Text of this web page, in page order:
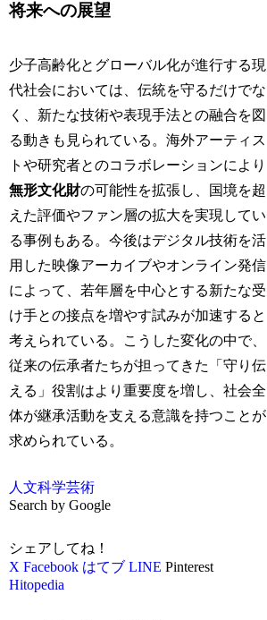
将来への展望
少子高齢化とグローバル化が進行する現
代社会においては、伝統を守るだけでな
く、新たな技術や表現手法との融合を図
る動きも見られている。海外アーティス
トや研究者とのコラボレーションにより
無形文化財の可能性を拡張し、国境を超
えた評価やファン層の拡大を実現してい
る事例もある。今後はデジタル技術を活
用した映像アーカイブやオンライン発信
によって、若年層を中心とする新たな受
け手との接点を増やす試みが加速すると
考えられている。こうした変化の中で、
従来の伝承者たちが担ってきた「守り伝
える」役割はより重要度を増し、社会全
体が継承活動を支える意識を持つことが
求められている。
人文科学芸術
Search by Google
シェアしてね！
X Facebook はてブ LINE Pinterest
Hitopedia